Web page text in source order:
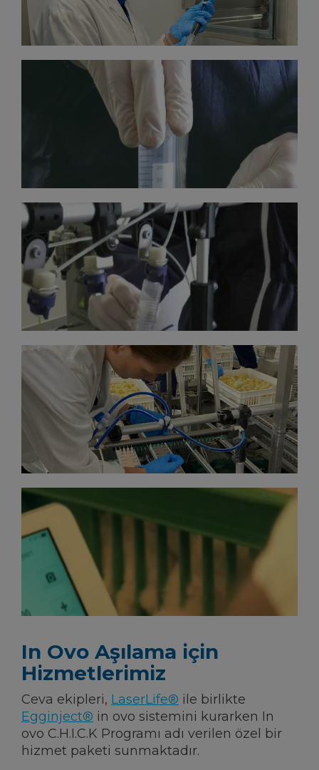
DOZ DOĞRULUĞU
Her civciv için bir tam doz aşı uygulandığından emin
OPERASYONEL
KONTROL
Ekipmanın uygun şekilde ayarlanması, çalıştırılması ve
temizlenmesinin izlenmesi.​
EKIPMAN BAKIMI
Doğru kurulum ve önleyici bakımın sağlanması.
UYGULAMA KALITESI
Aşılama hatalarını belirlemek için civcivlerin rastgele
gözle incelenmesi.
In Ovo Aşılama için
Hizmetlerimiz
Ceva ekipleri, LaserLife® ile birlikte
Egginject® in ovo sistemini kurarken In
ovo C.H.I.C.K Programı adı verilen özel bir
hizmet paketi sunmaktadır.